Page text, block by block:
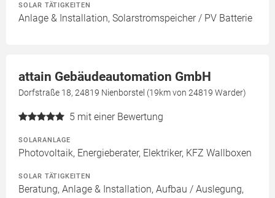
SOLAR TÄTIGKEITEN
Anlage & Installation, Solarstromspeicher / PV Batterie
attain Gebäudeautomation GmbH
Dorfstraße 18, 24819 Nienborstel (19km von 24819 Warder)
5 mit einer Bewertung
SOLARANLAGE
Photovoltaik, Energieberater, Elektriker, KFZ Wallboxen
SOLAR TÄTIGKEITEN
Beratung, Anlage & Installation, Aufbau / Auslegung,